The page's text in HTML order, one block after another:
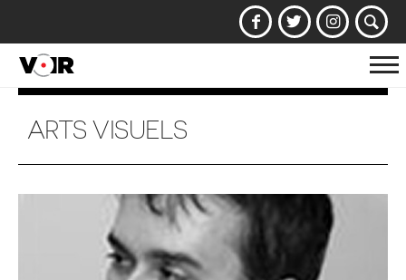
la
ARTS VISUELS